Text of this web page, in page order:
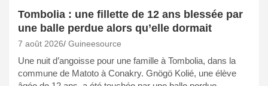
Tombolia : une fillette de 12 ans blessée par
une balle perdue alors qu’elle dormait
7 août 2026 Guineesource
Une nuit d’angoisse pour une famille à Tombolia, dans la
commune de Matoto à Conakry. Gnögö Kolié, une élève